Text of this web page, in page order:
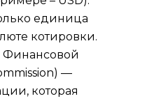
единица
котировки.
Финансовой
—
которая